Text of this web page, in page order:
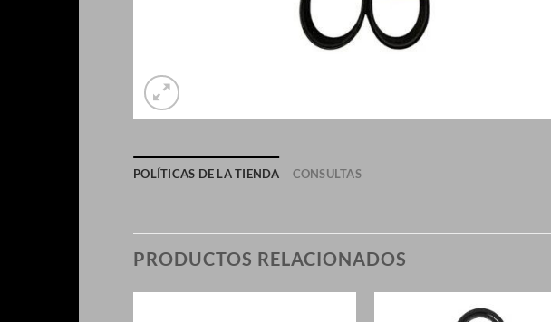
POLÍTICAS DE LA TIENDA CONSULTAS
PRODUCTOS RELACIONADOS